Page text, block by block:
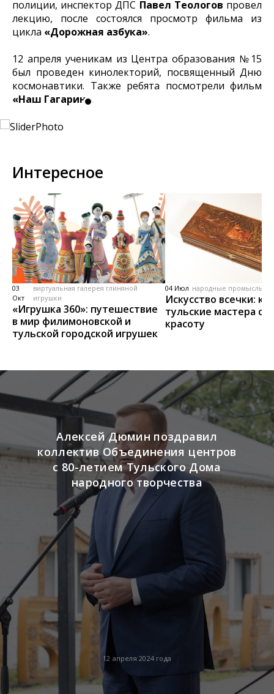
полиции, инспектор ДПС Павел Теологов провел
лекцию, после состоялся просмотр фильма из
цикла «Дорожная азбука».
12 апреля ученикам из Центра образования №15
был проведен кинолекторий, посвященный Дню
космонавтики. Также ребята посмотрели фильм
«Наш Гагарин».
Интересное
03
Окт
виртуальная галерея глиняной
игрушки
«Игрушка 360»: путешествие
в мир филимоновской и
тульской городской игрушек
04 Июл народные промыслы,
Искусство всечки: как
тульские мастера
красоту
12 апреля 2024 года
Алексей Дюмин поздравил
коллектив Объединения центров
с 80-летием Тульского Дома
народного творчества